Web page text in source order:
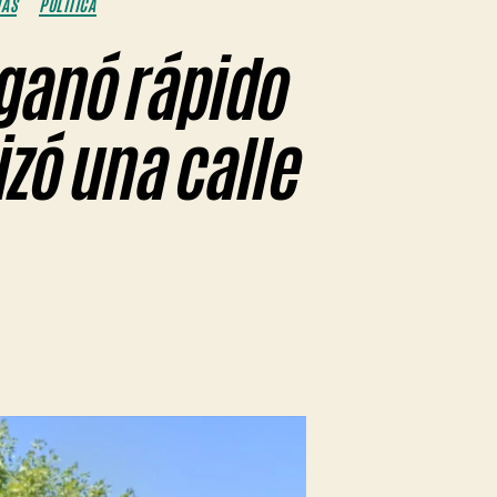
rápido
una calle